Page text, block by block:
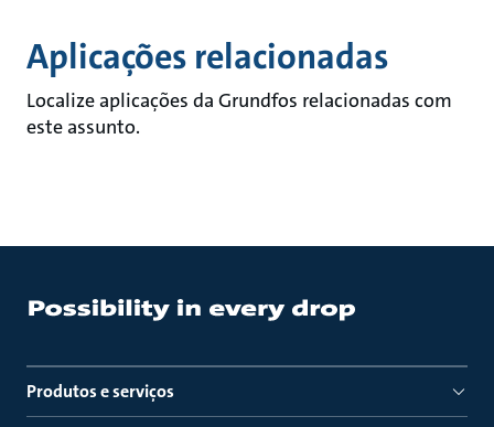
Aplicações relacionadas
Localize aplicações da Grundfos relacionadas com
este assunto.
Produtos e serviços